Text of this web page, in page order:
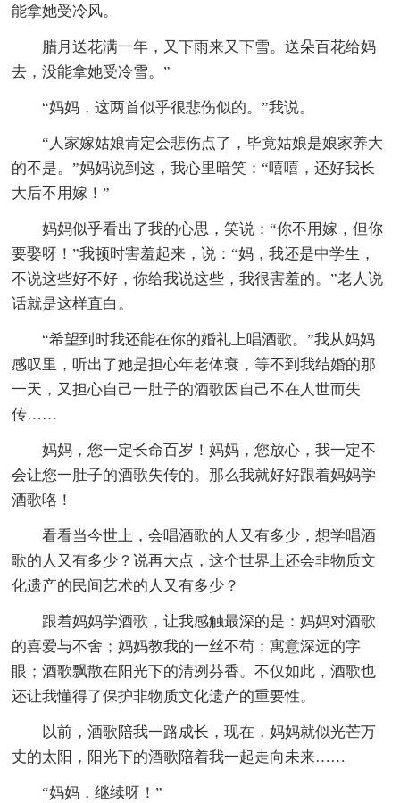
能拿她受冷风。
腊月送花满一年，又下雨来又下雪。送朵百花给妈
去，没能拿她受冷雪。”
“妈妈，这两首似乎很悲伤似的。”我说。
“人家嫁姑娘肯定会悲伤点了，毕竟姑娘是娘家养大
的不是。”妈妈说到这，我心里暗笑：“嘻嘻，还好我长
大后不用嫁！”
妈妈似乎看出了我的心思，笑说：“你不用嫁，但你
要娶呀！”我顿时害羞起来，说：“妈，我还是中学生，
不说这些好不好，你给我说这些，我很害羞的。”老人说
话就是这样直白。
“希望到时我还能在你的婚礼上唱酒歌。”我从妈妈
感叹里，听出了她是担心年老体衰，等不到我结婚的那
一天，又担心自己一肚子的酒歌因自己不在人世而失
传……
妈妈，您一定长命百岁！妈妈，您放心，我一定不
会让您一肚子的酒歌失传的。那么我就好好跟着妈妈学
酒歌咯！
看看当今世上，会唱酒歌的人又有多少，想学唱酒
歌的人又有多少？说再大点，这个世界上还会非物质文
化遗产的民间艺术的人又有多少？
跟着妈妈学酒歌，让我感触最深的是：妈妈对酒歌
的喜爱与不舍；妈妈教我的一丝不苟；寓意深远的字
眼；酒歌飘散在阳光下的清冽芬香。不仅如此，酒歌也
还让我懂得了保护非物质文化遗产的重要性。
以前，酒歌陪我一路成长，现在，妈妈就似光芒万
丈的太阳，阳光下的酒歌陪着我一起走向未来……
“妈妈，继续呀！”